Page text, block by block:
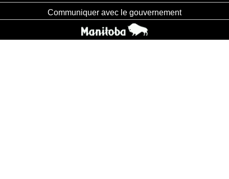
Communiquer avec le gouvernement